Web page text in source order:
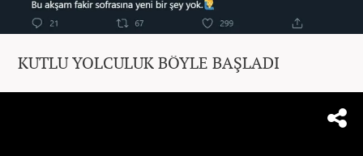
KUTLU YOLCULUK BÖYLE BAŞLADI